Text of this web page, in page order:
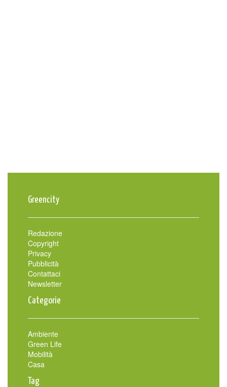
Greencity
Redazione
Copyright
Privacy
Pubblicità
Contattaci
Newsletter
Categorie
Ambiente
Green Life
Mobilità
Casa
Tag